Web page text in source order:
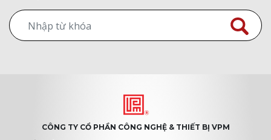
CÔNG TY CỔ PHẦN CÔNG NGHỆ & THIẾT BỊ VPM